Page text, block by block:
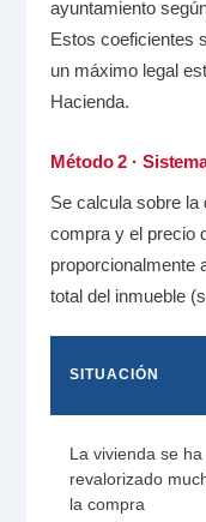
ayuntamiento
Estos coeficientes
un máximo legal
Hacienda.
Método 2 ·
Se calcula sobre la
compra y el precio
proporcionalmente
total del inmueble
SITUACIÓN
La vivienda se ha
revalorizado
la compra